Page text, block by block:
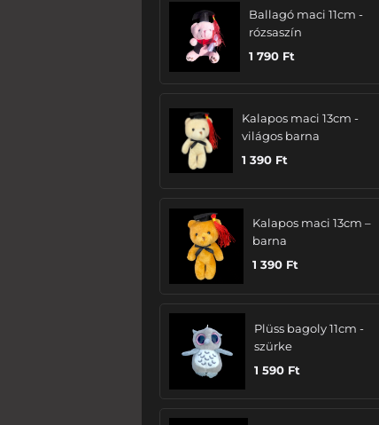
Ballagó maci 11cm -
rózsaszín
1 790 Ft
Kalapos maci 13cm -
világos barna
1 390 Ft
Kalapos maci 13cm –
barna
1 390 Ft
Plüss bagoly 11cm -
szürke
1 590 Ft